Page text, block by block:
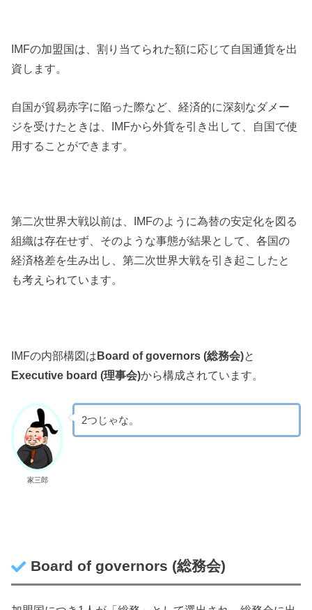
IMFの加盟国は、割り当てられた額に応じて自国通貨を出
資します。
自国が貿易赤字に陥った際など、経済的に深刻なダメー
ジを受けたときは、IMFから外貨を引き出して、自国で使
用することができます。
第二次世界大戦以前は、IMFのように為替の安定化を図る
組織は存在せず、そのような事態が結果として、各国の
経済格差を生み出し、第二次世界大戦を引き起こしたと
も考えられています。
IMFの内部構図はBoard of governors (総務会)と
Executive board (理事会)から構成されています。
家三郎
2つじゃな。
Board of governors (総務会)